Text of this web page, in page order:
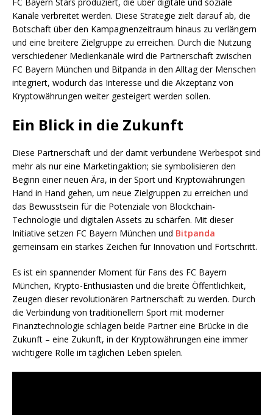
Kanäle verbreitet werden. Diese Strategie zielt darauf ab, die
Botschaft über den Kampagnenzeitraum hinaus zu verlängern
und eine breitere Zielgruppe zu erreichen. Durch die Nutzung
verschiedener Medienkanäle wird die Partnerschaft zwischen
FC Bayern München und Bitpanda in den Alltag der Menschen
integriert, wodurch das Interesse und die Akzeptanz von
Kryptowährungen weiter gesteigert werden sollen.
Ein Blick in die Zukunft
Diese Partnerschaft und der damit verbundene Werbespot sind
mehr als nur eine Marketingaktion; sie symbolisieren den
Beginn einer neuen Ära, in der Sport und Kryptowährungen
Hand in Hand gehen, um neue Zielgruppen zu erreichen und
das Bewusstsein für die Potenziale von Blockchain-
Technologie und digitalen Assets zu schärfen. Mit dieser
Initiative setzen FC Bayern München und Bitpanda
gemeinsam ein starkes Zeichen für Innovation und Fortschritt.
Es ist ein spannender Moment für Fans des FC Bayern
München, Krypto-Enthusiasten und die breite Öffentlichkeit,
Zeugen dieser revolutionären Partnerschaft zu werden. Durch
die Verbindung von traditionellem Sport mit moderner
Finanztechnologie schlagen beide Partner eine Brücke in die
Zukunft – eine Zukunft, in der Kryptowährungen eine immer
wichtigere Rolle im täglichen Leben spielen.